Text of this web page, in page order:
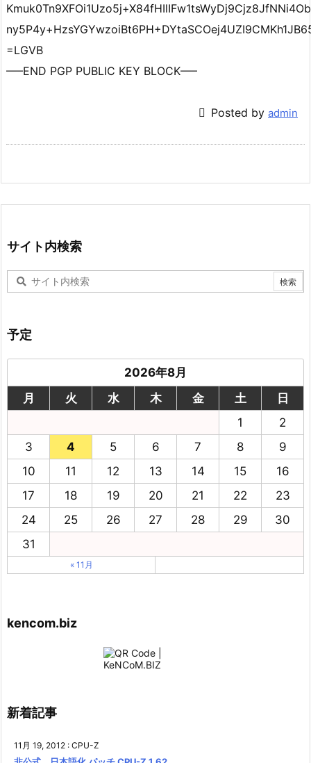
=LGVB
—–END PGP PUBLIC KEY BLOCK—–
 Posted by admin
サイト内検索
予定
2026年8月
月
火 水 木 金 土
日
1
2
3
4 5 6 7 8
9
10
11 12 13 14 15
16
17
18 19 20 21 22
23
24
25 26 27 28 29
30
31
« 11月
kencom.biz
新着記事
11月 19, 2012 : CPU-Z